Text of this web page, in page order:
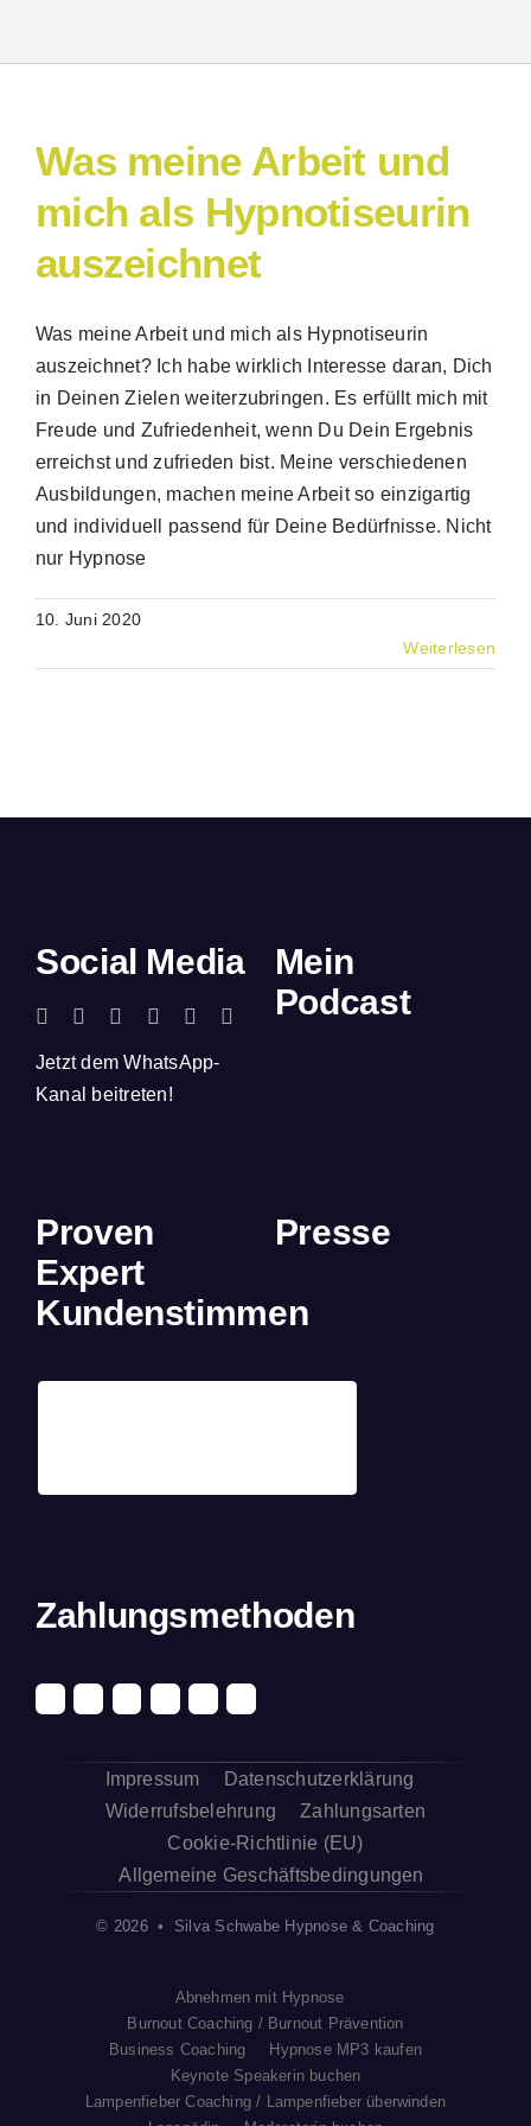
Was meine Arbeit und
mich als Hypnotiseurin
auszeichnet
Was meine Arbeit und mich als Hypnotiseurin
auszeichnet? Ich habe wirklich Interesse daran, Dich
in Deinen Zielen weiterzubringen. Es erfüllt mich mit
Freude und Zufriedenheit, wenn Du Dein Ergebnis
erreichst und zufrieden bist. Meine verschiedenen
Ausbildungen, machen meine Arbeit so einzigartig
und individuell passend für Deine Bedürfnisse. Nicht
nur Hypnose
10. Juni 2020
Weiterlesen
Social Media
Jetzt dem WhatsApp-
Kanal beitreten!
Mein
Podcast
Proven
Expert
Kundenstimmen
Presse
Zahlungsmethoden
Impressum
Datenschutzerklärung
Widerrufsbelehrung
Zahlungsarten
Cookie-Richtlinie (EU)
Allgemeine Geschäftsbedingungen
© 2026 • Silva Schwabe Hypnose & Coaching
Abnehmen mit Hypnose
Burnout Coaching / Burnout Prävention
Business Coaching
Hypnose MP3 kaufen
Keynote Speakerin buchen
Lampenfieber Coaching / Lampenfieber überwinden